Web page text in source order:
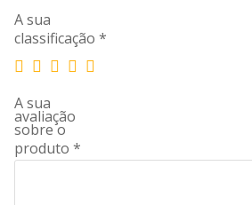
A sua
classificação *
A sua
avaliação
sobre o
produto *